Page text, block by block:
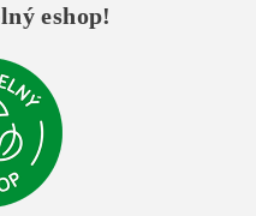
eshop!